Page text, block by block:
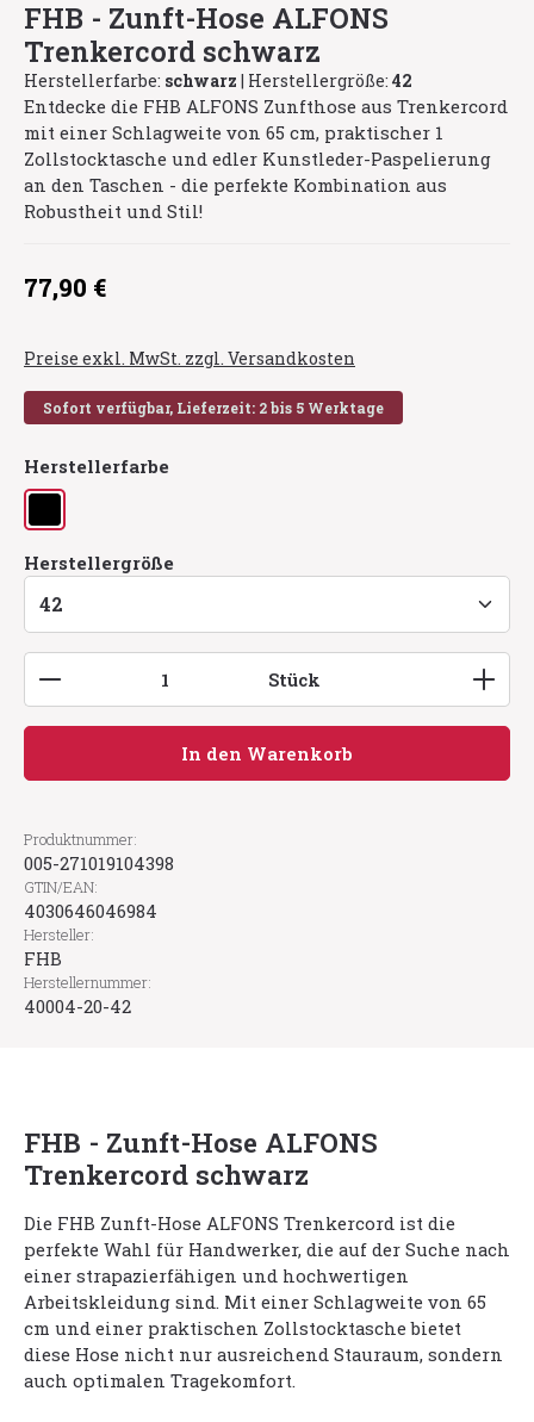
FHB - Zunft-Hose ALFONS
Trenkercord schwarz
Herstellerfarbe: schwarz | Herstellergröße: 42
Entdecke die FHB ALFONS Zunfthose aus Trenkercord
mit einer Schlagweite von 65 cm, praktischer 1
Zollstocktasche und edler Kunstleder-Paspelierung
an den Taschen - die perfekte Kombination aus
Robustheit und Stil!
Regulärer Preis:
77,90 €
Preise exkl. MwSt. zzgl. Versandkosten
Sofort verfügbar, Lieferzeit: 2 bis 5 Werktage
Herstellerfarbe
schwarz
Herstellergröße
Produkt Anzahl: Gib den gewünschten Wert
Stück
In den Warenkorb
Produktnummer:
005-271019104398
GTIN/EAN:
4030646046984
Hersteller:
FHB
Herstellernummer:
40004-20-42
FHB - Zunft-Hose ALFONS
Trenkercord schwarz
Die FHB Zunft-Hose ALFONS Trenkercord ist die
perfekte Wahl für Handwerker, die auf der Suche nach
einer strapazierfähigen und hochwertigen
Arbeitskleidung sind. Mit einer Schlagweite von 65
cm und einer praktischen Zollstocktasche bietet
diese Hose nicht nur ausreichend Stauraum, sondern
auch optimalen Tragekomfort.